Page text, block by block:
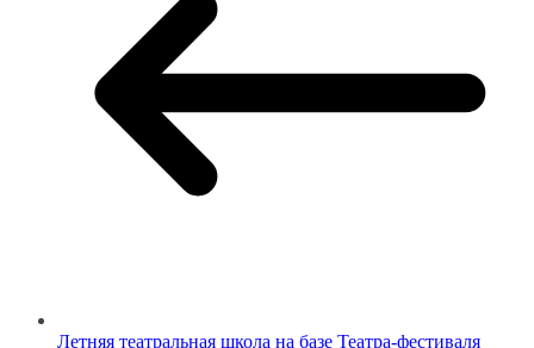
Летняя театральная школа на базе Театра-фестиваля